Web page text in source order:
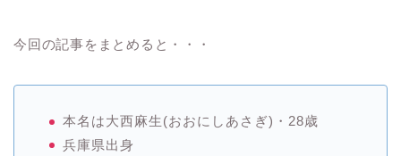
今回の記事をまとめると・・・
本名は大西麻生(おおにしあさぎ)・28歳
兵庫県出身